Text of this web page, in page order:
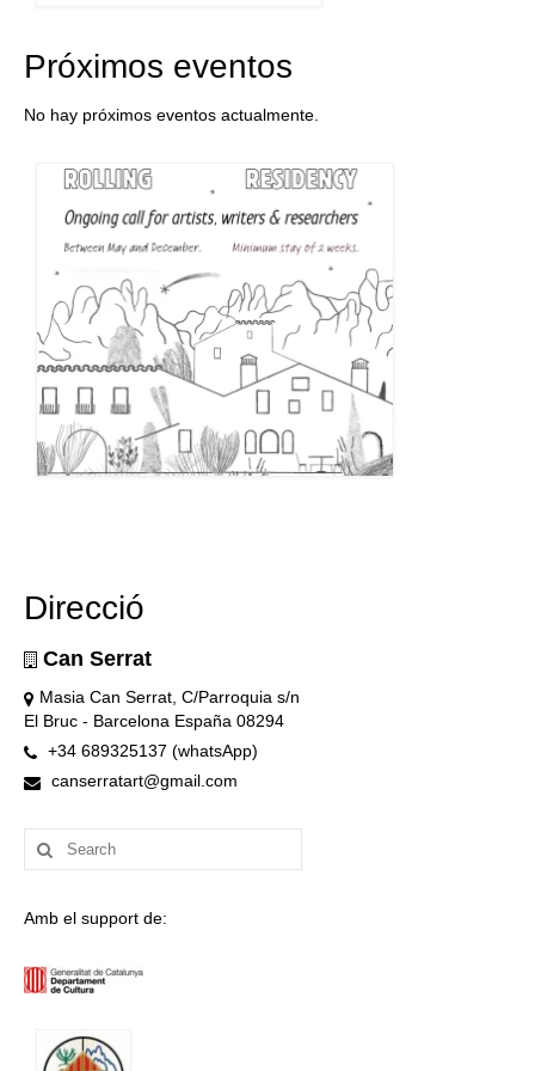
Próximos eventos
No hay próximos eventos actualmente.
Direcció
Can Serrat
Masia Can Serrat, C/Parroquia s/n
El Bruc - Barcelona España 08294
+34 689325137 (whatsApp)
canserratart@gmail.com
Search
for:
Amb el support de: